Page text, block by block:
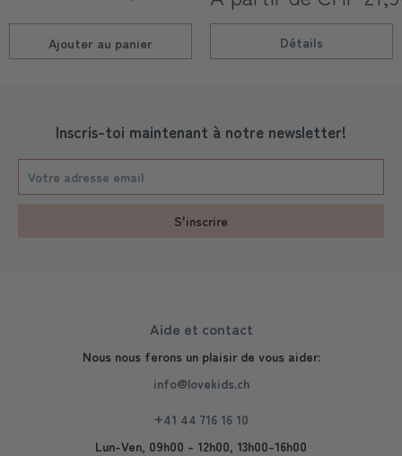
Ajouter au panier Détails
Inscris-toi maintenant à notre newsletter!
S'inscrire
Aide et contact
Nous nous ferons un plaisir de vous aider:
info@lovekids.ch
+41 44 716 16 10
Lun-Ven, 09h00 - 12h00, 13h00-16h00